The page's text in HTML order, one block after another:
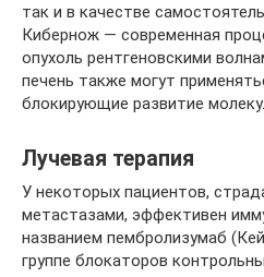
так и в качестве
Кибернож — современная
опухоль рентгеновскими
печень также могут
блокирующие развитие
Лучевая терапия
У некоторых пациентов,
метастазами, эффективен
названием пембролизумаб
группе блокаторов